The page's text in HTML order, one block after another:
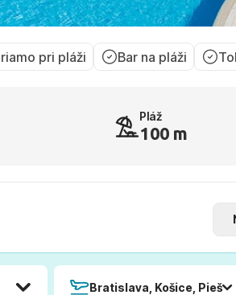
pri pláži Bar na pláži
Pláž
100 m
Bratislava, Košice,